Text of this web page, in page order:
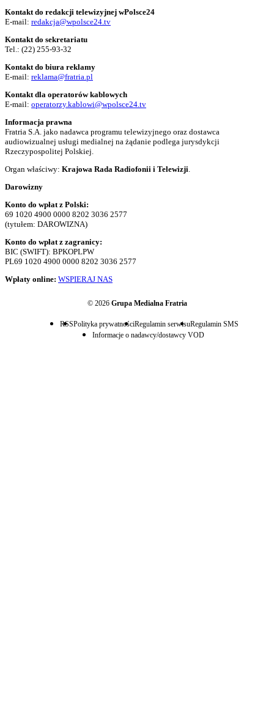
Kontakt do redakcji telewizyjnej wPolsce24
E-mail: redakcja@wpolsce24.tv
Kontakt do sekretariatu
Tel.: (22) 255-93-32
Kontakt do biura reklamy
E-mail: reklama@fratria.pl
Kontakt dla operatorów kablowych
E-mail: operatorzy.kablowi@wpolsce24.tv
Informacja prawna
Fratria S.A. jako nadawca programu telewizyjnego oraz dostawca
audiowizualnej usługi medialnej na żądanie podlega jurysdykcji
Rzeczypospolitej Polskiej.
Organ właściwy: Krajowa Rada Radiofonii i Telewizji.
Darowizny
Konto do wpłat z Polski:
69 1020 4900 0000 8202 3036 2577
(tytułem: DAROWIZNA)
Konto do wpłat z zagranicy:
BIC (SWIFT): BPKOPLPW
PL69 1020 4900 0000 8202 3036 2577
Wpłaty online: WSPIERAJ NAS
© 2026 Grupa Medialna Fratria
RSSPolityka prywatnościRegulamin serwisuRegulamin SMS
Informacje o nadawcy/dostawcy VOD